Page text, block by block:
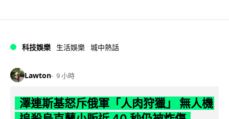
科技娛樂 生活娛樂 城中熱話
Lawton 9 小時
澤連斯基怒斥俄軍「人肉狩獵」 無人機